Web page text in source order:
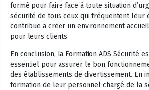
formé pour faire face à toute situation
sécurité de tous ceux qui fréquentent leur
contribue à créer un environnement
pour leurs clients.
En conclusion, la Formation ADS Sécurité
essentiel pour assurer le bon
des établissements de divertissement. En
formation de leur personnel chargé de la